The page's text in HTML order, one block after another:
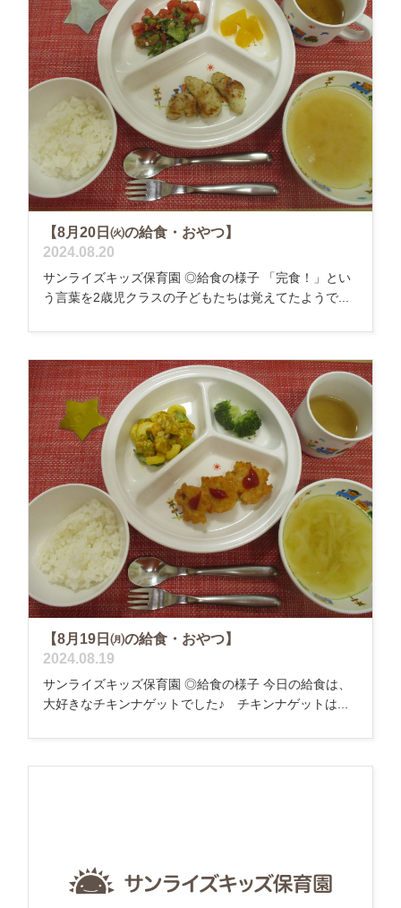
【8月20日㈫の給食・おやつ】
2024.08.20
サンライズキッズ保育園 ◎給食の様子 「完食！」とい
う言葉を2歳児クラスの子どもたちは覚えてたようで...
【8月19日㈪の給食・おやつ】
2024.08.19
サンライズキッズ保育園 ◎給食の様子 今日の給食は、
大好きなチキンナゲットでした♪ チキンナゲットは...